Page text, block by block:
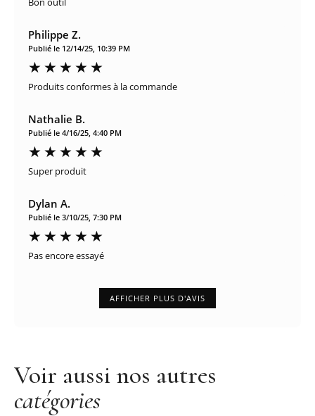
Philippe Z.
Publié le 12/14/25, 10:39 PM
Produits conformes à la commande
Nathalie B.
Publié le 4/16/25, 4:40 PM
Super produit
Dylan A.
Publié le 3/10/25, 7:30 PM
Pas encore essayé
AFFICHER PLUS D'AVIS
Voir aussi nos autres
catégories